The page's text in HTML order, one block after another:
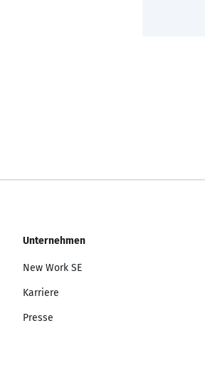
Unternehmen
New Work SE
Karriere
Presse